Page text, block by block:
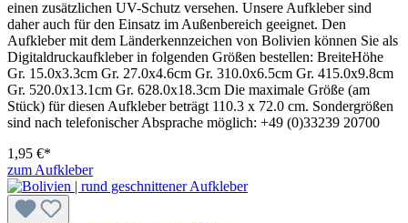
einen zusätzlichen UV-Schutz versehen. Unsere Aufkleber sind
daher auch für den Einsatz im Außenbereich geeignet. Den
Aufkleber mit dem Länderkennzeichen von Bolivien können Sie als
Digitaldruckaufkleber in folgenden Größen bestellen: BreiteHöhe
Gr. 15.0x3.3cm Gr. 27.0x4.6cm Gr. 310.0x6.5cm Gr. 415.0x9.8cm
Gr. 520.0x13.1cm Gr. 628.0x18.3cm Die maximale Größe (am
Stück) für diesen Aufkleber beträgt 110.3 x 72.0 cm. Sondergrößen
sind nach telefonischer Absprache möglich: +49 (0)33239 20700
1,95 €*
zum Aufkleber